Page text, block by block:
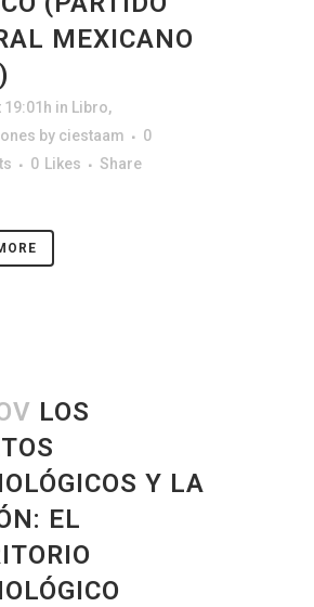
MEXICANO
19:01h in Libro,
by ciestaam
0
0 Likes Share
LOS
Y LA
EL